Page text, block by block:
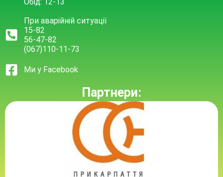
При аварійній ситуації
15-82
56-47-82
(067)110-11-73
Ми у Facebook
Партнери: